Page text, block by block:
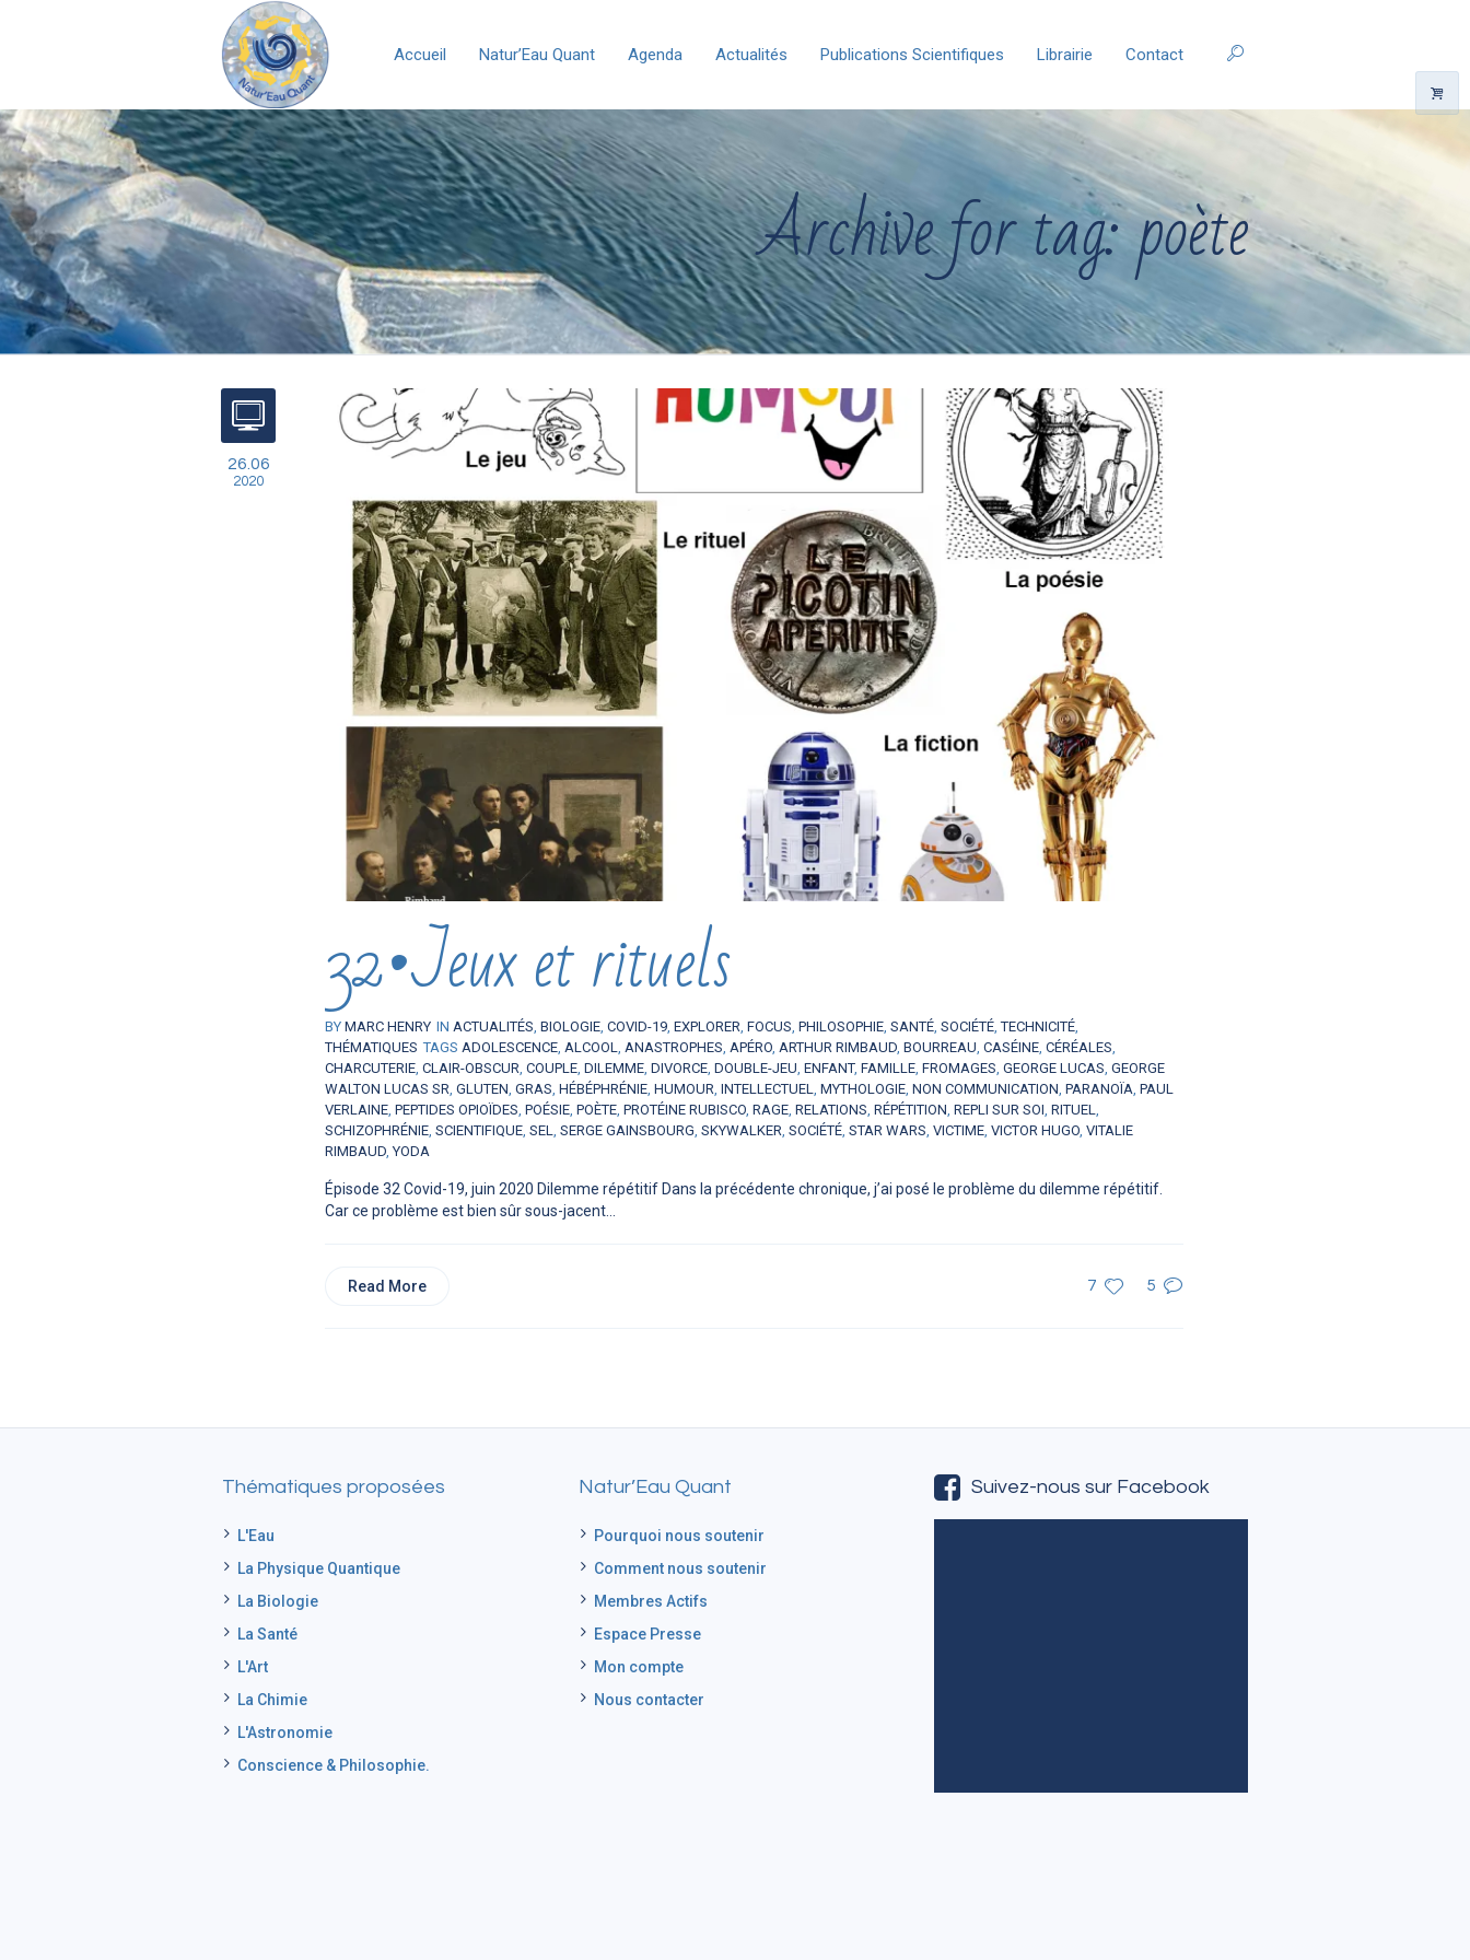
Accueil Natur’Eau Quant Agenda Actualités Publications Scientifiques Librairie Contact
Archive for tag: poète
26.06
2020
32•Jeux et rituels
BY MARC HENRY IN ACTUALITÉS, BIOLOGIE, COVID-19, EXPLORER, FOCUS, PHILOSOPHIE, SANTÉ, SOCIÉTÉ,TECHNICITÉ,
THÉMATIQUES TAGS ADOLESCENCE, ALCOOL, ANASTROPHES, APÉRO, ARTHUR RIMBAUD, BOURREAU, CASÉINE, CÉRÉALES,
CHARCUTERIE, CLAIR-OBSCUR, COUPLE, DILEMME, DIVORCE, DOUBLE-JEU, ENFANT, FAMILLE, FROMAGES, GEORGE LUCAS, GEORGE
WALTON LUCAS SR, GLUTEN, GRAS, HÉBÉPHRÉNIE, HUMOUR, INTELLECTUEL, MYTHOLOGIE, NON COMMUNICATION, PARANOÏA, PAUL
VERLAINE, PEPTIDES OPIOÏDES, POÉSIE, POÈTE, PROTÉINE RUBISCO, RAGE, RELATIONS, RÉPÉTITION, REPLI SUR SOI, RITUEL,
SCHIZOPHRÉNIE, SCIENTIFIQUE, SEL, SERGE GAINSBOURG, SKYWALKER, SOCIÉTÉ, STAR WARS, VICTIME, VICTOR HUGO, VITALIE
RIMBAUD,YODA
Épisode 32 Covid-19, juin 2020 Dilemme répétitif Dans la précédente chronique, j’ai posé le problème du dilemme répétitif.
Car ce problème est bien sûr sous-jacent...
7 5
Read More
Thématiques proposées
L'Eau
La Physique Quantique
La Biologie
La Santé
L'Art
La Chimie
L'Astronomie
Conscience & Philosophie.
Natur’Eau Quant
Pourquoi nous soutenir
Comment nous soutenir
Membres Actifs
Espace Presse
Mon compte
Nous contacter
Suivez-nous sur Facebook